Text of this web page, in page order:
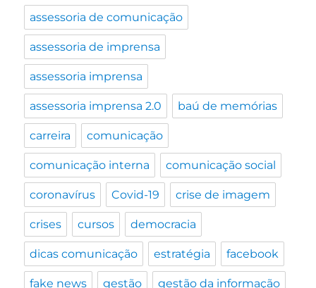
assessoria de comunicação
assessoria de imprensa
assessoria imprensa
assessoria imprensa 2.0 baú de memórias
carreira comunicação
comunicação interna comunicação social
coronavírus Covid-19 crise de imagem
crises cursos democracia
dicas comunicação estratégia facebook
fake news gestão gestão da informação